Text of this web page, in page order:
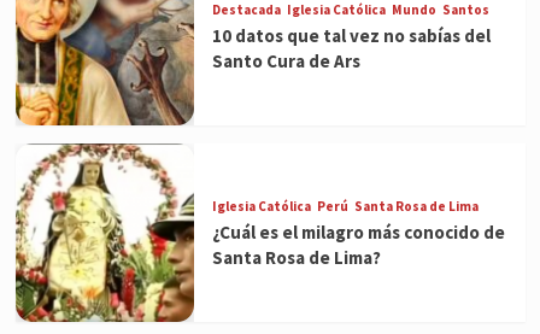
Destacada Iglesia Católica Mundo Santos
10 datos que tal vez no sabías del
Santo Cura de Ars
Iglesia Católica Perú Santa Rosa de Lima
¿Cuál es el milagro más conocido de
Santa Rosa de Lima?